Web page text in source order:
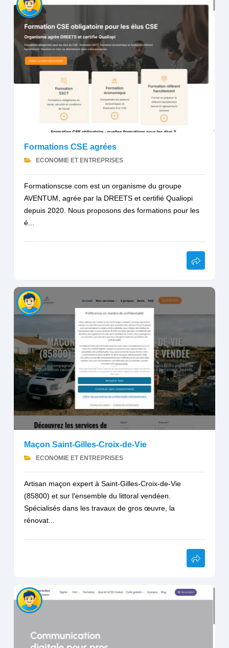
Formations CSE agrées
ECONOMIE ET ENTREPRISES
Formationscse.com est un organisme du groupe
AVENTUM, agrée par la DREETS et certifié Qualiopi
depuis 2020. Nous proposons des formations pour les
é...
Maçon Saint-Gilles-Croix-de-Vie
ECONOMIE ET ENTREPRISES
Artisan maçon expert à Saint-Gilles-Croix-de-Vie
(85800) et sur l'ensemble du littoral vendéen.
Spécialisés dans les travaux de gros œuvre, la
rénovat...